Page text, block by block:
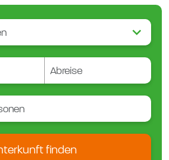
finden